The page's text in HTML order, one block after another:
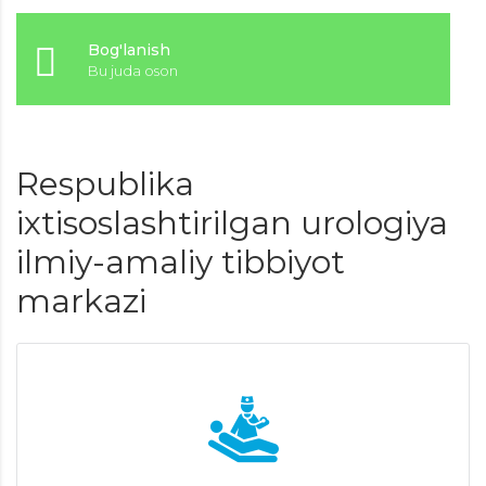
Bog'lanish
Bu juda oson
Respublika
ixtisoslashtirilgan urologiya
ilmiy-amaliy tibbiyot
markazi